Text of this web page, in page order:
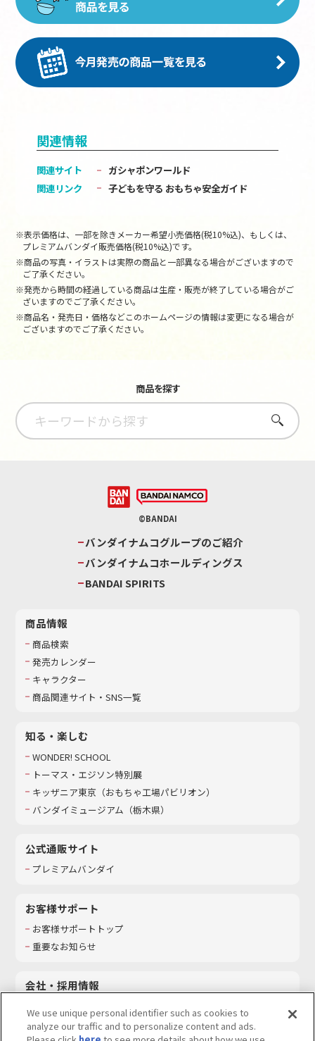
関連情報
関連サイト
ガシャポンワールド
関連リンク
子どもを守る おもちゃ安全ガイド
※表示価格は、一部を除きメーカー希望小売価格(税10%込)、もしくは、
プレミアムバンダイ販売価格(税10%込)です。
※商品の写真・イラストは実際の商品と一部異なる場合がございますので
ご了承ください。
※発売から時間の経過している商品は生産・販売が終了している場合がご
ざいますのでご了承ください。
※商品名・発売日・価格などこのホームページの情報は変更になる場合が
ございますのでご了承ください。
商品を探す
さがす
©BANDAI
バンダイナムコグループのご紹介
バンダイナムコホールディングス
BANDAI SPIRITS
商品情報
商品検索
発売カレンダー
キャラクター
商品関連サイト・SNS一覧
知る・楽しむ
WONDER! SCHOOL
トーマス・エジソン特別展
キッザニア東京（おもちゃ工場パビリオン）​
バンダイミュージアム（栃木県）
公式通販サイト
プレミアムバンダイ
お客様サポート
お客様サポートトップ
重要なお知らせ
会社・採用情報
採用情報
We use unique personal identifier such as cookies to
analyze our traffic and to personalize content and ads.